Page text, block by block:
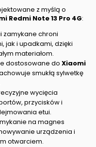
z myślą o
Redmi Note 13 Pro 4G:
zamykane chroni
jak i upadkami, dzięki
materiałom.
dostosowane do Xiaomi
smukłą sylwetkę
wycięcia
przycisków i
etui.
na magnes
urządzenia i
otwarciem.